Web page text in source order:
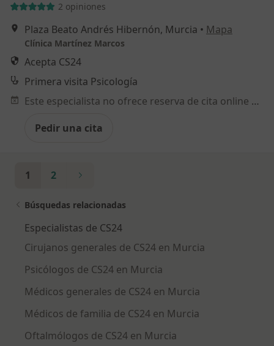
2 opiniones
Plaza Beato Andrés Hibernón, Murcia • Mapa
Clínica Martínez Marcos
Acepta CS24
Primera visita Psicología
Este especialista no ofrece reserva de cita online en esta dirección.
Pedir una cita
1 2
Búsquedas relacionadas
Especialistas de CS24
Cirujanos generales de CS24 en Murcia
Psicólogos de CS24 en Murcia
Médicos generales de CS24 en Murcia
Médicos de familia de CS24 en Murcia
Oftalmólogos de CS24 en Murcia